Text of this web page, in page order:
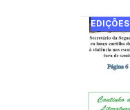
EDIÇÕES